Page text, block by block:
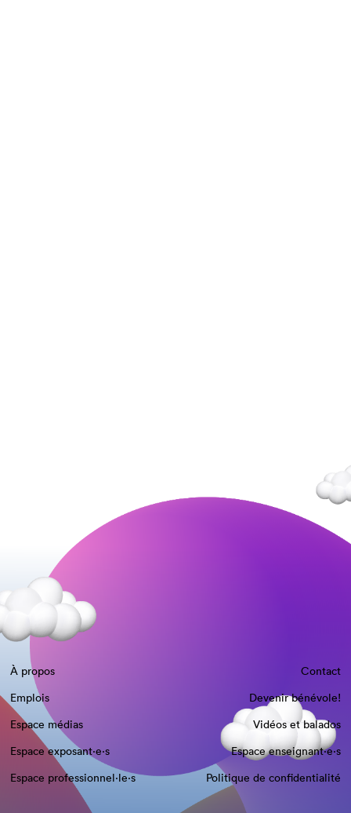
À propos
Contact
Emplois
Devenir bénévole!
Espace médias
Vidéos et balados
Espace exposant·e⋅s
Espace enseignant·e⋅s
Espace professionnel·le⋅s
Politique de confidentialité